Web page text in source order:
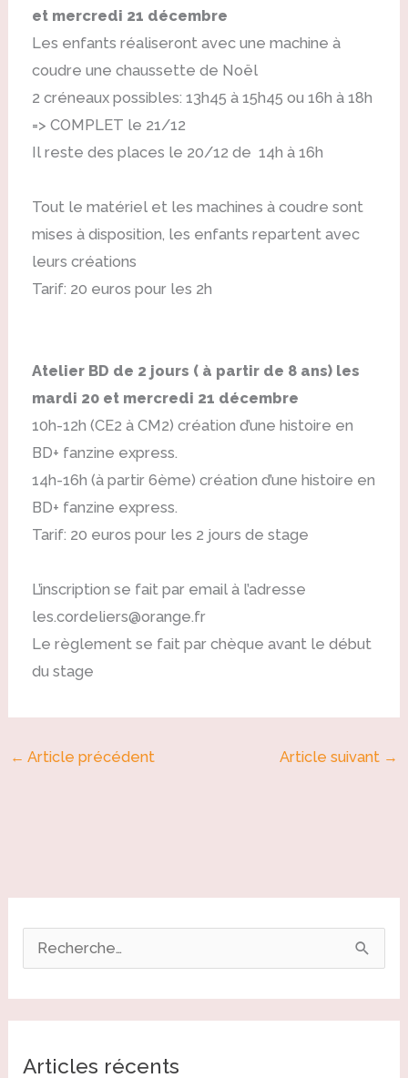
et mercredi 21 décembre
Les enfants réaliseront avec une machine à
coudre une chaussette de Noël
2 créneaux possibles: 13h45 à 15h45 ou 16h à 18h
=> COMPLET le 21/12
Il reste des places le 20/12 de 14h à 16h
Tout le matériel et les machines à coudre sont
mises à disposition, les enfants repartent avec
leurs créations
Tarif: 20 euros pour les 2h
Atelier BD de 2 jours ( à partir de 8 ans) les
mardi 20 et mercredi 21 décembre
10h-12h (CE2 à CM2) création d’une histoire en
BD+ fanzine express.
14h-16h (à partir 6ème) création d’une histoire en
BD+ fanzine express.
Tarif: 20 euros pour les 2 jours de stage
L’inscription se fait par email à l’adresse
les.cordeliers@orange.fr
Le règlement se fait par chèque avant le début
du stage
← Article précédent Article suivant →
e
Articles récents